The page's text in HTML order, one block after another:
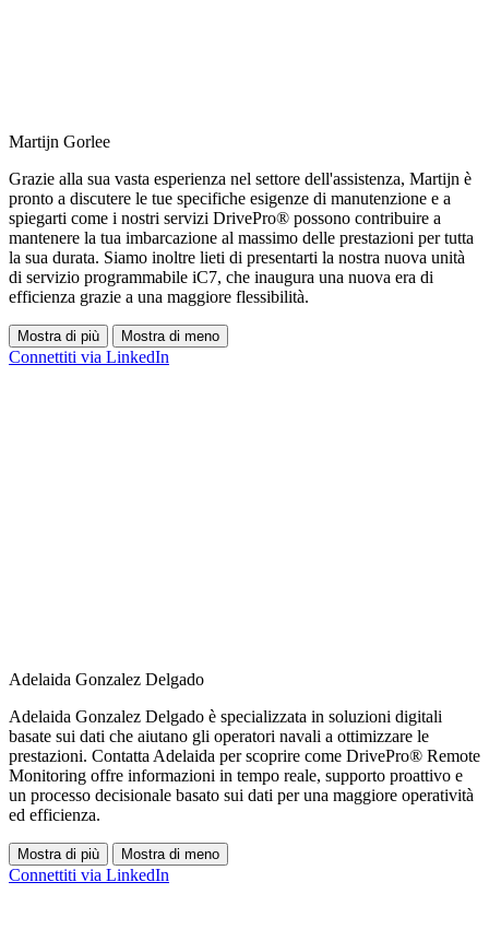
Martijn Gorlee
Grazie alla sua vasta esperienza nel settore dell'assistenza, Martijn è
pronto a discutere le tue specifiche esigenze di manutenzione e a
spiegarti come i nostri servizi DrivePro® possono contribuire a
mantenere la tua imbarcazione al massimo delle prestazioni per tutta
la sua durata. Siamo inoltre lieti di presentarti la nostra nuova unità
di servizio programmabile iC7, che inaugura una nuova era di
efficienza grazie a una maggiore flessibilità.
Mostra di più Mostra di meno
Connettiti via LinkedIn
Adelaida Gonzalez Delgado
Adelaida Gonzalez Delgado è specializzata in soluzioni digitali
basate sui dati che aiutano gli operatori navali a ottimizzare le
prestazioni. Contatta Adelaida per scoprire come DrivePro® Remote
Monitoring offre informazioni in tempo reale, supporto proattivo e
un processo decisionale basato sui dati per una maggiore operatività
ed efficienza.
Mostra di più Mostra di meno
Connettiti via LinkedIn